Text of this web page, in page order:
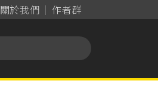
關於我們 作者群